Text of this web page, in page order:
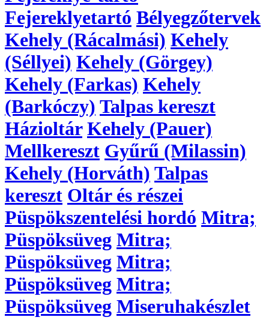
Fejereklyetartó Bélyegzőtervek
Kehely (Rácalmási) Kehely
(Séllyei) Kehely (Görgey)
Kehely (Farkas) Kehely
(Barkóczy) Talpas kereszt
Házioltár Kehely (Pauer)
Mellkereszt Gyűrű (Milassin)
Kehely (Horváth) Talpas
kereszt Oltár és részei
Püspökszentelési hordó Mitra;
Püspöksüveg Mitra;
Püspöksüveg Mitra;
Püspöksüveg Mitra;
Püspöksüveg Miseruhakészlet